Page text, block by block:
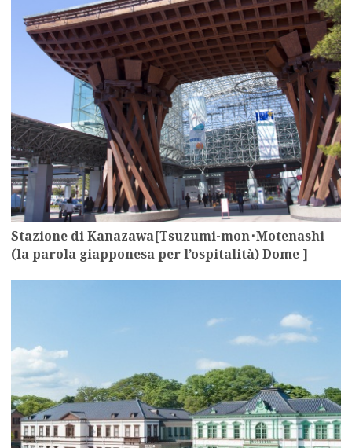
Stazione di Kanazawa[Tsuzumi-mon･Motenashi
(la parola giapponesa per l’ospitalità) Dome ]